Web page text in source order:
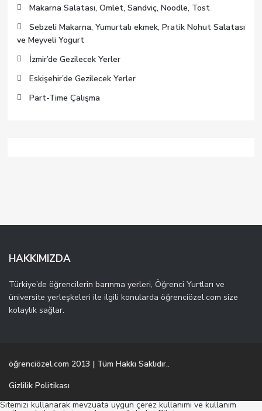
Makarna Salatası, Omlet, Sandviç, Noodle, Tost
Sebzeli Makarna, Yumurtalı ekmek, Pratik Nohut Salatası
ve Meyveli Yogurt
İzmir’de Gezilecek Yerler
Eskişehir’de Gezilecek Yerler
Part-Time Çalışma
HAKKIMIZDA
Türkiye’de öğrencilerin barınma yerleri, Öğrenci Yurtları ve
üniversite yerleşkeleri ile ilgili konularda öğrenciözel.com size
kolaylık sağlar.
öğrenciözel.com 2013 | Tüm Hakkı Saklıdır..
Gizlilik Politikası
Sitemizi kullanarak mevzuata uygun çerez kullanımı ve kullanım